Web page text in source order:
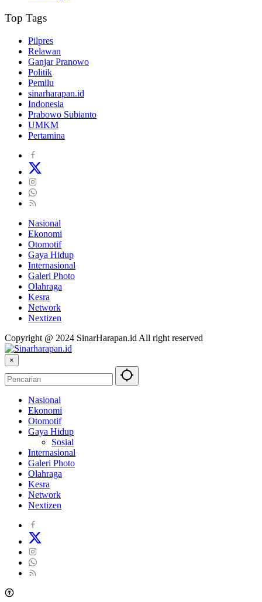
Top Tags
Pilpres
Relawan
Ganjar Pranowo
Politik
Pemilu
sinarharapan.id
Indonesia
Prabowo Subianto
UMKM
Pertamina
Nasional
Ekonomi
Otomotif
Gaya Hidup
Internasional
Galeri Photo
Olahraga
Kesra
Network
Nextizen
Copyright @ 2024 SinarHarapan.id All right reserved
×
Nasional
Ekonomi
Otomotif
Gaya Hidup
Sosial
Internasional
Galeri Photo
Olahraga
Kesra
Network
Nextizen